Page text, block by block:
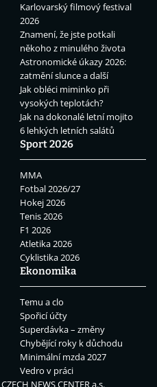
Karlovarský filmový festival
2026
Znamení, že jste potkali
někoho z minulého života
Astronomické úkazy 2026:
zatmění slunce a další
Jak obléci miminko při
vysokých teplotách?
Jak na dokonalé letní mojito
6 lehkých letních salátů
Sport 2026
MMA
Fotbal 2026/27
Hokej 2026
Tenis 2026
F1 2026
Atletika 2026
Cyklistika 2026
Ekonomika
Temu a clo
Spořicí účty
Superdávka – změny
Chybějící roky k důchodu
Minimální mzda 2027
Vedro v práci
CZECH NEWS CENTER a.s.